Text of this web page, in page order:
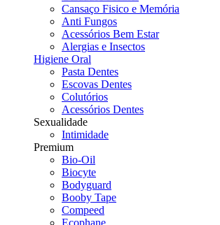
Cansaço Fisico e Memória
Anti Fungos
Acessórios Bem Estar
Alergias e Insectos
Higiene Oral
Pasta Dentes
Escovas Dentes
Colutórios
Acessórios Dentes
Sexualidade
Intimidade
Premium
Bio-Oil
Biocyte
Bodyguard
Booby Tape
Compeed
Ecophane